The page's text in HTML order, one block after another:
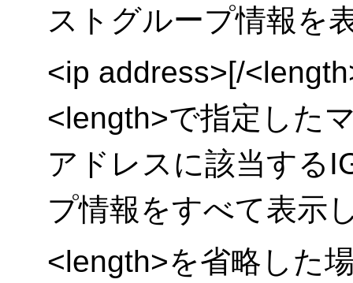
ストグループ情報を
<ip address>[/
<length>で指定した
アドレスに該当する
プ情報をすべて表示
<length>を省略した